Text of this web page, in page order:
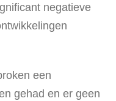
negatieve
een
gehad en er geen